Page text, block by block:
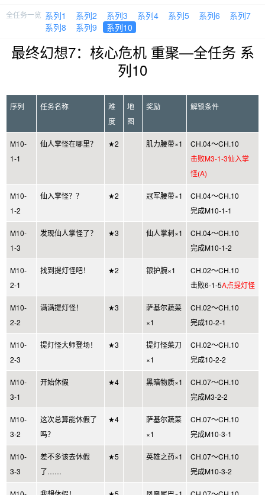
全任务一览 系列1 系列2 系列3 系列4 系列5 系列6
系列7
系列8
系列9 系列10
最终幻想7：核心危机 重聚—全任务 系
列10
序列 任务名称
难
度
地
图
奖励 解锁条件
M10-
1-1
仙人掌怪在哪里？ ★2 肌力腰带×1
CH.04～CH.10
击败M3-1-3仙入掌
怪(A)
M10-
1-2
仙入掌怪？？ ★2 冠军腰带×1
CH.04～CH.10
完成M10-1-1
M10-
1-3
发现仙人掌怪了？ ★3 仙人掌刺×1
CH.04～CH.10
完成M10-1-2
M10-
2-1
找到提灯怪吧！ ★2 银护腕×1
CH.02～CH.10
击败6-1-5A点提灯怪
M10-
2-2
满满提灯怪！ ★3
萨基尔蔬菜
×1
CH.02～CH.10
完成10-2-1
M10-
2-3
提灯怪大师登场！ ★3
提灯怪菜刀
×1
CH.02～CH.10
完成10-2-2
M10-
3-1
开始休假 ★4 黑暗物质×1
CH.07～CH.10
完成M3-2-2
M10-
3-2
这次总算能休假了
吗？
★4
萨基尔蔬菜
×1
CH.07～CH.10
完成M10-3-1
M10-
3-3
差不多该去休假
了……
★5 英雄之药×1
CH.07～CH.10
完成M10-3-2